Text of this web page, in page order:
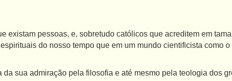
pessoas, e, sobretudo católicos que acreditem em
do nosso tempo que em um mundo cientificista como
sua admiração pela filosofia e até mesmo pela teologia dos